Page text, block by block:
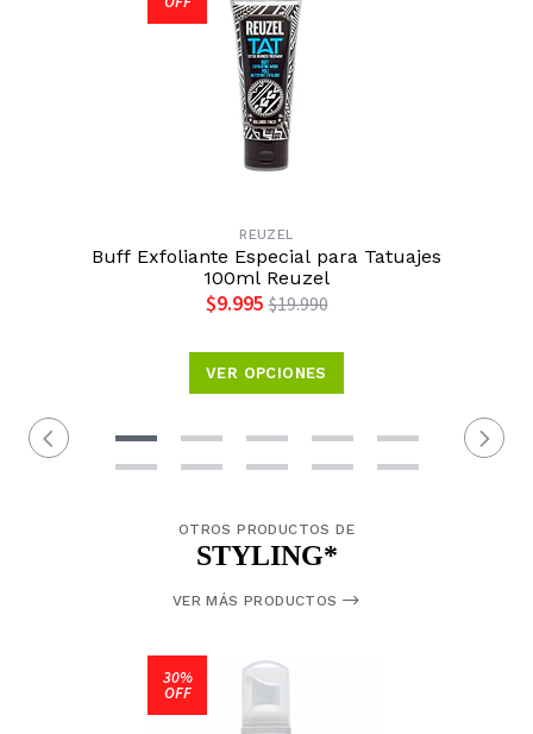
REUZEL
Buff Exfoliante Especial para Tatuajes
100ml Reuzel
$9.995 $19.990
VER OPCIONES
OTROS PRODUCTOS DE
STYLING*
VER MÁS PRODUCTOS
30%
OFF